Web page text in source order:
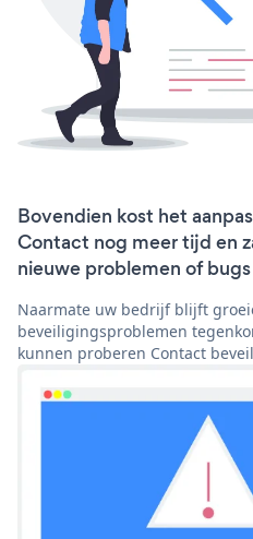
Bovendien kost het
Contact nog meer tijd en
nieuwe problemen of
Naarmate uw bedrijf blijft
beveiligingsproblemen
kunnen proberen Contact